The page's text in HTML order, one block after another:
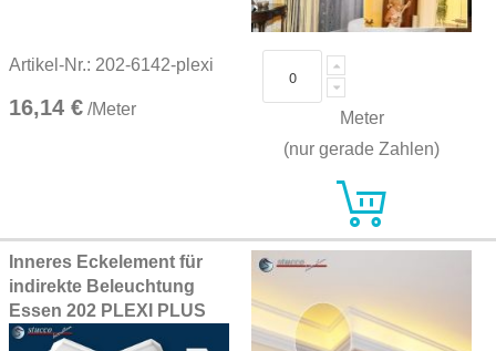
Artikel-Nr.: 202-6142-plexi
16,14 € /Meter
Meter
(nur gerade Zahlen)
Inneres Eckelement für
indirekte Beleuchtung
Essen 202 PLEXI PLUS